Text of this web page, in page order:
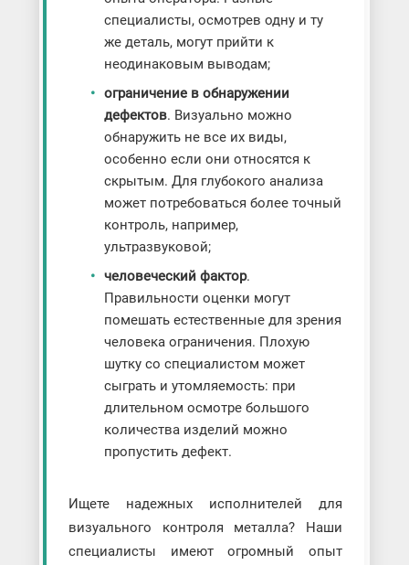
специалисты, осмотрев одну и ту
же деталь, могут прийти к
неодинаковым выводам;
ограничение в обнаружении
дефектов. Визуально можно
обнаружить не все их виды,
особенно если они относятся к
скрытым. Для глубокого анализа
может потребоваться более точный
контроль, например,
ультразвуковой;
человеческий фактор.
Правильности оценки могут
помешать естественные для зрения
человека ограничения. Плохую
шутку со специалистом может
сыграть и утомляемость: при
длительном осмотре большого
количества изделий можно
пропустить дефект.
Ищете надежных исполнителей для
визуального контроля металла? Наши
специалисты имеют огромный опыт